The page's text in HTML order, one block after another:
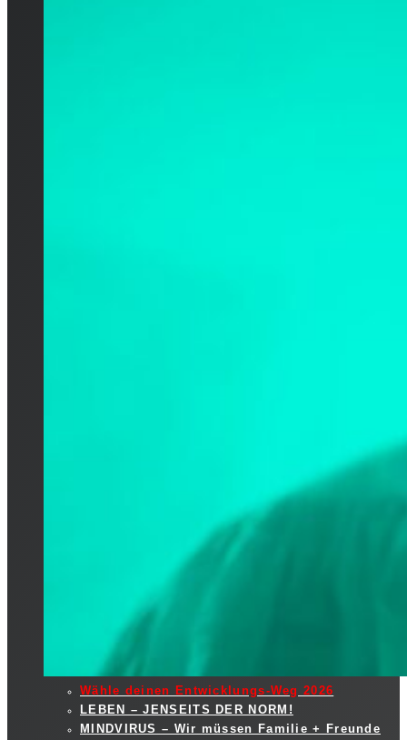
Wähle deinen Entwicklungs-Weg 2026
LEBEN – JENSEITS DER NORM!
MINDVIRUS – Wir müssen Familie + Freunde